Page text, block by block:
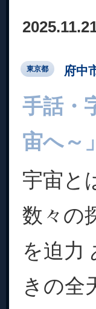
東京都 府中
手話・
宙へ～」
宇宙と
数々の
を迫力
きの全